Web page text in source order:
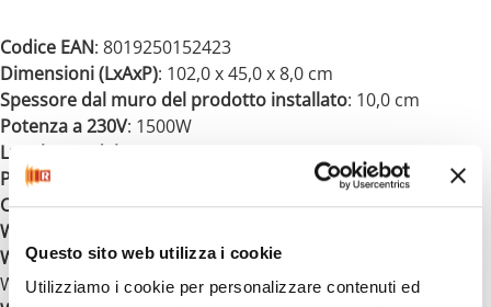
Questo sito web utilizza i cookie
Utilizziamo i cookie per personalizzare contenuti ed
Codice EAN: 8019250152423
Dimensioni (LxAxP): 102,0 x 45,0 x 8,0 cm
Spessore dal muro del prodotto installato: 10,0 cm
Potenza a 230V: 1500W
Lunghezza del cavo
Peso netto
Colore: Bianco ghiaccio
Wi-Fi opzionale
Wi-Fi 2,4GHz:SI(Standards IEEE 802.11 b/g/n -
WEP/WPA/WPA2)